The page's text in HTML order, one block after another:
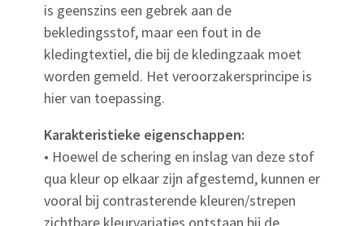
is geenszins een gebrek aan de
bekledingsstof, maar een fout in de
kledingtextiel, die bij de kledingzaak moet
worden gemeld. Het veroorzakersprincipe is
hier van toepassing.
Karakteristieke eigenschappen:
• Hoewel de schering en inslag van deze stof
qua kleur op elkaar zijn afgestemd, kunnen er
vooral bij contrasterende kleuren/strepen